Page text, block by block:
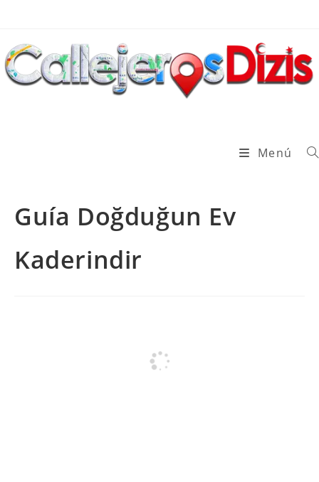
contenido
Menú
Guía Doğduğun Ev
Kaderindir